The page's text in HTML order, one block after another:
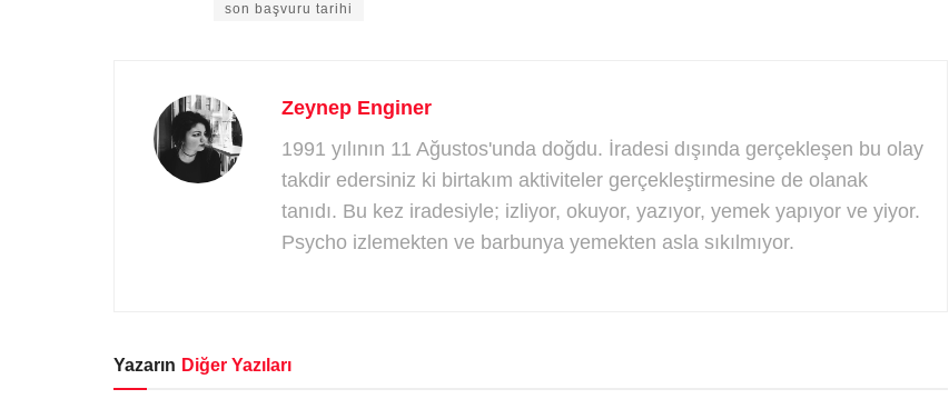
son başvuru tarihi
Zeynep Enginer
1991 yılının 11 Ağustos'unda doğdu. İradesi dışında gerçekleşen bu olay
takdir edersiniz ki birtakım aktiviteler gerçekleştirmesine de olanak
tanıdı. Bu kez iradesiyle; izliyor, okuyor, yazıyor, yemek yapıyor ve yiyor.
Psycho izlemekten ve barbunya yemekten asla sıkılmıyor.
Yazarın Diğer Yazıları